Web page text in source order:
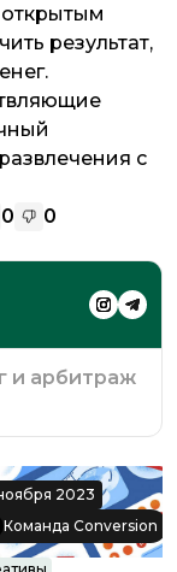
результат,
с
0
0
и арбитраж
2023
Команда Conversion